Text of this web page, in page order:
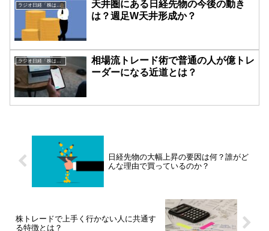
ラジオ日経「株は技術だ！」
天井圏にある日経先物の今後の動き
は？週足W天井形成か？
ラジオ日経「株は技術だ！」
相場流トレード術で普通の人が億トレ
ーダーになる近道とは？
日経先物の大幅上昇の要因は何？誰がど
んな理由で買っているのか？
株トレードで上手く行かない人に共通す
る特徴とは？